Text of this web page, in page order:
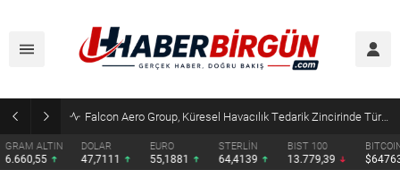
Çocuklara kesici alet satışına yasak ve ceza infazında yeni dönem
DOLAR
47,7111
EURO
55,1881
STERLİN
64,4139
BIST 100
13.779,39
BITCOIN
$64763